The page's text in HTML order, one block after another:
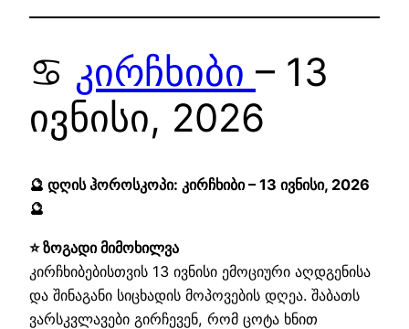
♋ კირჩხიბი – 13
ივნისი, 2026
🔮 დღის ჰოროსკოპი: კირჩხიბი – 13 ივნისი, 2026
🔮
⭐ ზოგადი მიმოხილვა
კირჩხიბებისთვის 13 ივნისი ემოციური აღდგენისა
და შინაგანი სიცხადის მოპოვების დღეა. შაბათს
ვარსკვლავები გირჩევენ, რომ ცოტა ხნით